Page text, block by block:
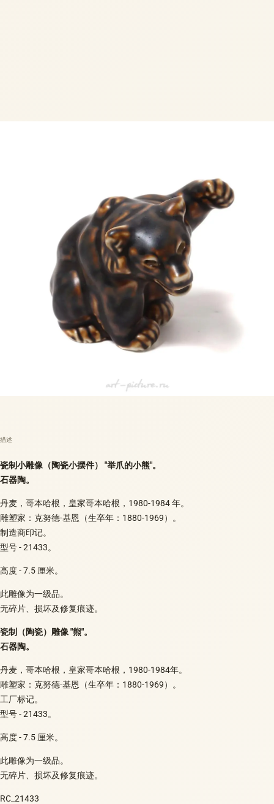
描述
瓷制小雕像（陶瓷小摆件） "举爪的小熊"。
石器陶。
丹麦，哥本哈根，皇家哥本哈根，1980-1984 年。
雕塑家：克努德·基恩（生卒年：1880-1969）。
制造商印记。
型号 - 21433。
高度 - 7.5 厘米。
此雕像为一级品。
无碎片、损坏及修复痕迹。
瓷制（陶瓷）雕像 "熊"。
石器陶。
丹麦，哥本哈根，皇家哥本哈根，1980-1984年。
雕塑家：克努德·基恩（生卒年：1880-1969）。
工厂标记。
型号 - 21433。
高度 - 7.5 厘米。
此雕像为一级品。
无碎片、损坏及修复痕迹。
RC_21433